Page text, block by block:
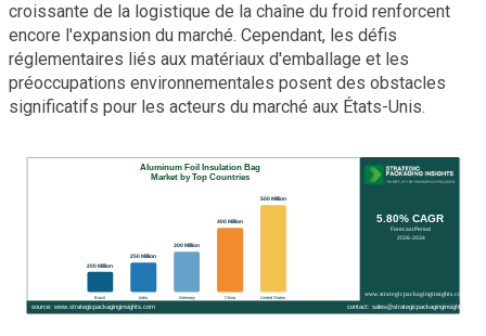
croissante de la logistique de la chaîne du froid renforcent
encore l'expansion du marché. Cependant, les défis
réglementaires liés aux matériaux d'emballage et les
préoccupations environnementales posent des obstacles
significatifs pour les acteurs du marché aux États-Unis.